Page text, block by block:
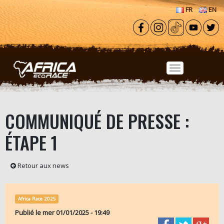
Aller au contenu principal
FR EN
COMMUNIQUÉ DE PRESSE :
ÉTAPE 1
Retour aux news
Africa Race 2025
Publié lemer 01/01/2025 - 19:49